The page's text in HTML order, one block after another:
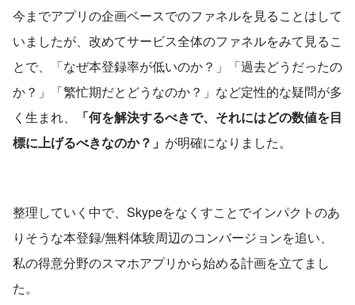
今までアプリの企画ベースでのファネルを見ることはして
いましたが、改めてサービス全体のファネルをみて見るこ
とで、「なぜ本登録率が低いのか？」「過去どうだったの
か？」「繁忙期だとどうなのか？」など定性的な疑問が多
く生まれ、
「何を解決するべきで、それにはどの数値を目
標に上げるべきなのか？」 が明確になりました。
整理していく中で、Skypeをなくすことでインパクトのあ
りそうな本登録/無料体験周辺のコンバージョンを追い、
私の得意分野のスマホアプリから始める計画を立てまし
た。